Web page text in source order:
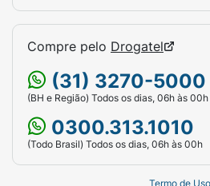
Como Usar O
Tomar 01 a 04 drágeas por
medicamento não deve ser
mastigado.
Não exceder 4 drágeas ao
corretamente o modo de
Compre pelo Drogatel
(31) 3270-5000
(BH e Região) Todos os dias, 06h às 00h
0300.313.1010
(Todo Brasil) Todos os dias, 06h às 00h
Termo de Uso